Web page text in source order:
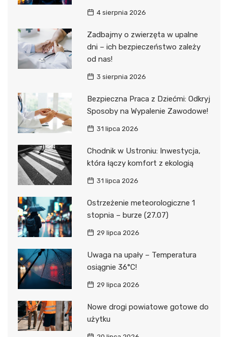
4 sierpnia 2026
Zadbajmy o zwierzęta w upalne
dni – ich bezpieczeństwo zależy
od nas!
3 sierpnia 2026
Bezpieczna Praca z Dziećmi: Odkryj
Sposoby na Wypalenie Zawodowe!
31 lipca 2026
Chodnik w Ustroniu: Inwestycja,
która łączy komfort z ekologią
31 lipca 2026
Ostrzeżenie meteorologiczne 1
stopnia – burze (27.07)
29 lipca 2026
Uwaga na upały – Temperatura
osiągnie 36°C!
29 lipca 2026
Nowe drogi powiatowe gotowe do
użytku